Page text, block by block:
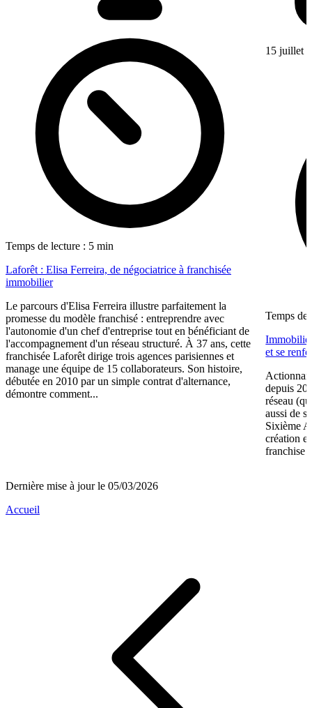
Temps de lecture : 5 min
Laforêt : Elisa Ferreira, de négociatrice à franchisée
immobilier
Le parcours d'Elisa Ferreira illustre parfaitement la
promesse du modèle franchisé : entreprendre avec
l'autonomie d'un chef d'entreprise tout en bénéficiant de
l'accompagnement d'un réseau structuré. À 37 ans, cette
franchisée Laforêt dirige trois agences parisiennes et
manage une équipe de 15 collaborateurs. Son histoire,
débutée en 2010 par un simple contrat d'alternance,
démontre comment...
15 juillet
Temps de
et se
depuis
réseau
aussi de
Sixième
création
franchise
Dernière mise à jour le 05/03/2026
Accueil